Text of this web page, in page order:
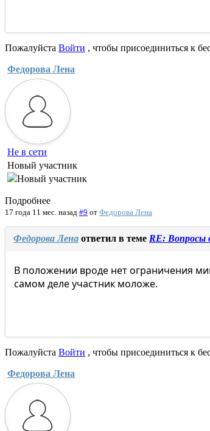
Пожалуйста Войти , чтобы присоединиться к
Федорова Лена
Не в сети
Новый участник
Подробнее
17 года 11 мес. назад #9 от Федорова Лена
Федорова Лена ответил в теме RE: Вопросы
В положении вроде нет ограничения
самом деле участник моложе.
Пожалуйста Войти , чтобы присоединиться к
Федорова Лена